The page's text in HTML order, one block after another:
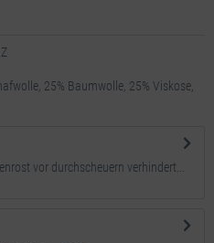
25% Baumwolle, 25% Viskose,
vor durchscheuern verhindert...